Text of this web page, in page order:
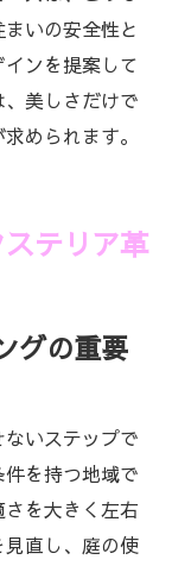
いの安全性と
ンを提案して
美しさだけで
められます。
テリア革
グの重要
いステップで
を持つ地域で
を大きく左右
直し、庭の使